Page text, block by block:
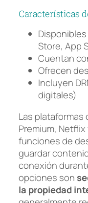
Características
Store, App
Cuentan
Ofrecen
Incluyen
digitales)
Las plataformas
Premium,
funciones de
guardar
conexión
opciones son
la propiedad